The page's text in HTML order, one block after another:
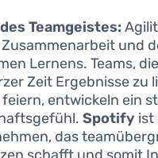
Teamgeistes:
und
Lernens. Teams,
Zeit Ergebnisse zu
entwickeln ein
Spotify ist
das